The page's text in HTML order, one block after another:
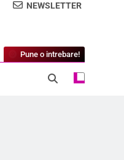
NEWSLETTER
Pune o intrebare!